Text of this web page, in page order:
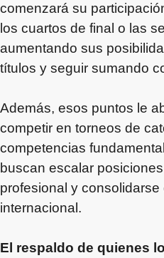
comenzará su
los cuartos de final o las
aumentando sus
títulos y seguir sumando
Además, esos puntos le
competir en torneos de
competencias
buscan escalar
profesional y consolidarse
internacional.
El respaldo de quienes